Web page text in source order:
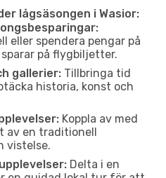
lågsäsongen i Wasior:
eller spendera pengar på
på flygbiljetter.
gallerier: Tillbringa tid
historia, konst och
Koppla av med
av en traditionell
vistelse.
Delta i en